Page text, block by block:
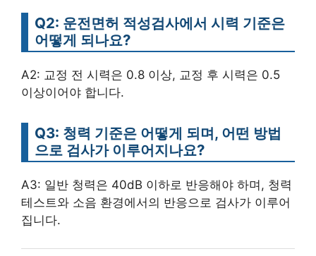
Q2: 운전면허 적성검사에서 시력 기준은
어떻게 되나요?
A2: 교정 전 시력은 0.8 이상, 교정 후 시력은 0.5
이상이어야 합니다.
Q3: 청력 기준은 어떻게 되며, 어떤 방법
으로 검사가 이루어지나요?
A3: 일반 청력은 40dB 이하로 반응해야 하며, 청력
테스트와 소음 환경에서의 반응으로 검사가 이루어
집니다.